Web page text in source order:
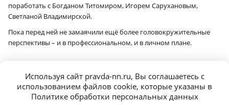
поработать с Богданом Титомиром, Игорем Сарухановым,
Светланой Владимирской.
Пока перед ней не замаячили ещё более головокружительные
перспективы – и в профессиональном, и в личном плане.
Чем богаты
С середины 90‑х Лера Кудрявцева начала работать на
телевидении. Говорят, не последнюю роль в этом сыграло
Используя сайт pravda-nn.ru, Вы соглашаетесь с
использованием файлов cookie, которые указаны в
Политике обработки персональных данных